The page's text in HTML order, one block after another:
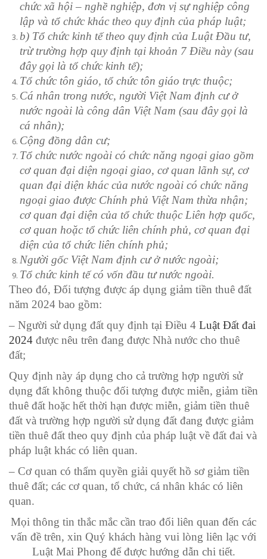
chức xã hội – nghề nghiệp, đơn vị sự nghiệp công
lập và tổ chức khác theo quy định của pháp luật;
b) Tổ chức kinh tế theo quy định của Luật Đầu tư,
trừ trường hợp quy định tại khoản 7 Điều này (sau
đây gọi là tổ chức kinh tế);
Tổ chức tôn giáo, tổ chức tôn giáo trực thuộc;
Cá nhân trong nước, người Việt Nam định cư ở
nước ngoài là công dân Việt Nam (sau đây gọi là
cá nhân);
Cộng đồng dân cư;
Tổ chức nước ngoài có chức năng ngoại giao gồm
cơ quan đại diện ngoại giao, cơ quan lãnh sự, cơ
quan đại diện khác của nước ngoài có chức năng
ngoại giao được Chính phủ Việt Nam thừa nhận;
cơ quan đại diện của tổ chức thuộc Liên hợp quốc,
cơ quan hoặc tổ chức liên chính phủ, cơ quan đại
diện của tổ chức liên chính phủ;
Người gốc Việt Nam định cư ở nước ngoài;
Tổ chức kinh tế có vốn đầu tư nước ngoài.
Theo đó, Đối tượng được áp dụng giảm tiền thuê đất
năm 2024 bao gồm:
– Người sử dụng đất quy định tại Điều 4 Luật Đất đai
2024 được nêu trên đang được Nhà nước cho thuê
đất;
Quy định này áp dụng cho cả trường hợp người sử
dụng đất không thuộc đối tượng được miễn, giảm tiền
thuê đất hoặc hết thời hạn được miễn, giảm tiền thuê
đất và trường hợp người sử dụng đất đang được giảm
tiền thuê đất theo quy định của pháp luật về đất đai và
pháp luật khác có liên quan.
– Cơ quan có thẩm quyền giải quyết hồ sơ giảm tiền
thuê đất; các cơ quan, tổ chức, cá nhân khác có liên
quan.
Mọi thông tin thắc mắc cần trao đổi liên quan đến các
vấn đề trên, xin Quý khách hàng vui lòng liên lạc với
Luật Mai Phong để được hướng dẫn chi tiết.